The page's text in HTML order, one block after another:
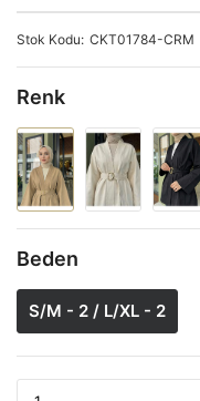
Stok Kodu CKT01784-CRM
Renk
Beden
S/M - 2 / L/XL - 2